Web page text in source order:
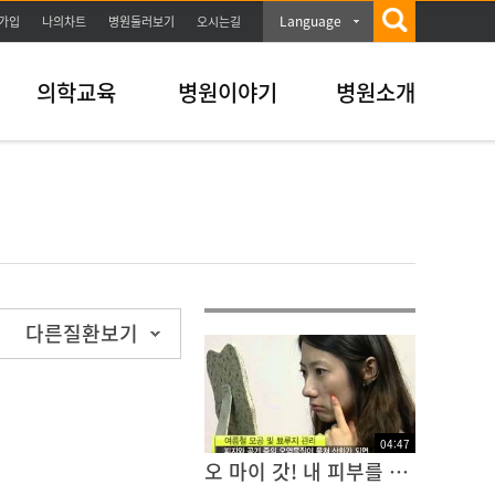
입 나의차트 병원둘러보기 오시는길 Language
의학교육 병원이야기 병원소개
다른질환보기
04:47
오 마이 갓! 내 피부를 돌려 주랑께~